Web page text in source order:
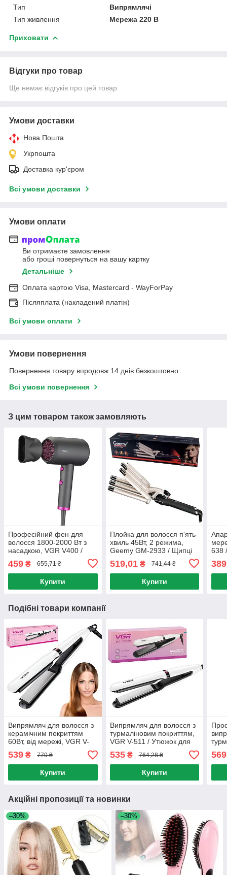
Тип
Випрямлячі
Тип живлення
Мережа 220 В
Приховати
Відгуки про товар
Ще немає відгуків про цей товар
Умови доставки
Нова Пошта
Укрпошта
Доставка кур'єром
Всі умови доставки
Умови оплати
Ви отримаєте замовлення
або гроші повернуться на вашу картку
Детальніше
Оплата картою Visa, Mastercard - WayForPay
Післяплата (накладений платіж)
Всі умови оплати
Умови повернення
Повернення товару впродовж 14 днів безкоштовно
Всі умови повернення
З цим товаром також замовляють
Професійний фен для
волосся 1800-2000 Вт з
насадкою, VGR V400 /
укладання волосся
459 ₴ 655,71 ₴
Купити
Плойка для волосся п'ять
хвиль 45Вт, 2 режима,
Geemy GM-2933 / Щипці
регулюванням
температури
519,01₴ 741,44 ₴
Купити
638
389
Подібні товари компанії
Випрямляч для волосся з
керамічним покриттям
60Вт, від мережі, VGR V-
512 / Утюжок для
укладання волосся
539 ₴ 770 ₴
Купити
Випрямляч для волосся з
турмаліновим покриттям,
VGR V-511 / Утюжок для
волосся / Плойка-
вирівнювач
535₴ 764,28 ₴
Купити
569
Акційні пропозиції та новинки
–30% –30%